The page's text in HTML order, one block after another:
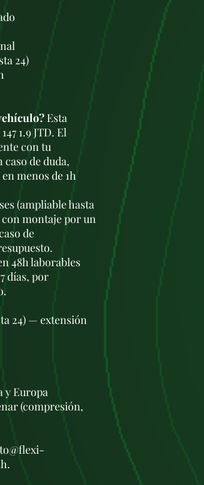
24)
Esta
1.9 JTD. El
con tu
de duda,
menos de 1h
(ampliable hasta
montaje por un
de
48h laborables
días, por
24) — extensión
y Europa
(compresión,